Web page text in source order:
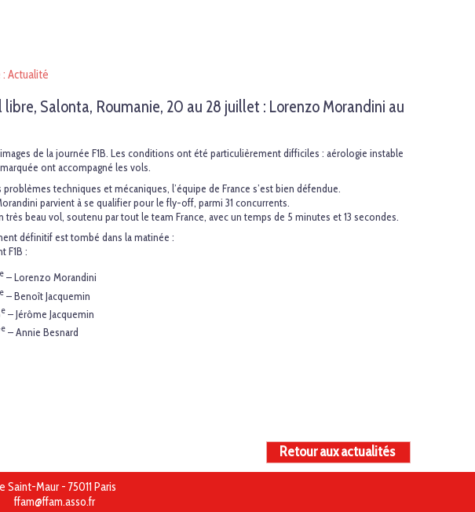
Actualité
libre, Salonta, Roumanie, 20 au 28 juillet : Lorenzo Morandini au
de la journée F1B. Les conditions ont été particulièrement difficiles : aérologie instable
ont accompagné les vols.
problèmes techniques et mécaniques, l’équipe de France s’est bien défendue.
parvient à se qualifier pour le fly-off, parmi 31 concurrents.
très beau vol, soutenu par tout le team France, avec un temps de 5 minutes et 13 secondes.
définitif est tombé dans la matinée :
F1B :
e – Lorenzo Morandini
e – Benoît Jacquemin
e – Jérôme Jacquemin
e – Annie Besnard
Retour aux actualités
Saint-Maur - 75011 Paris
ffam@ffam.asso.fr